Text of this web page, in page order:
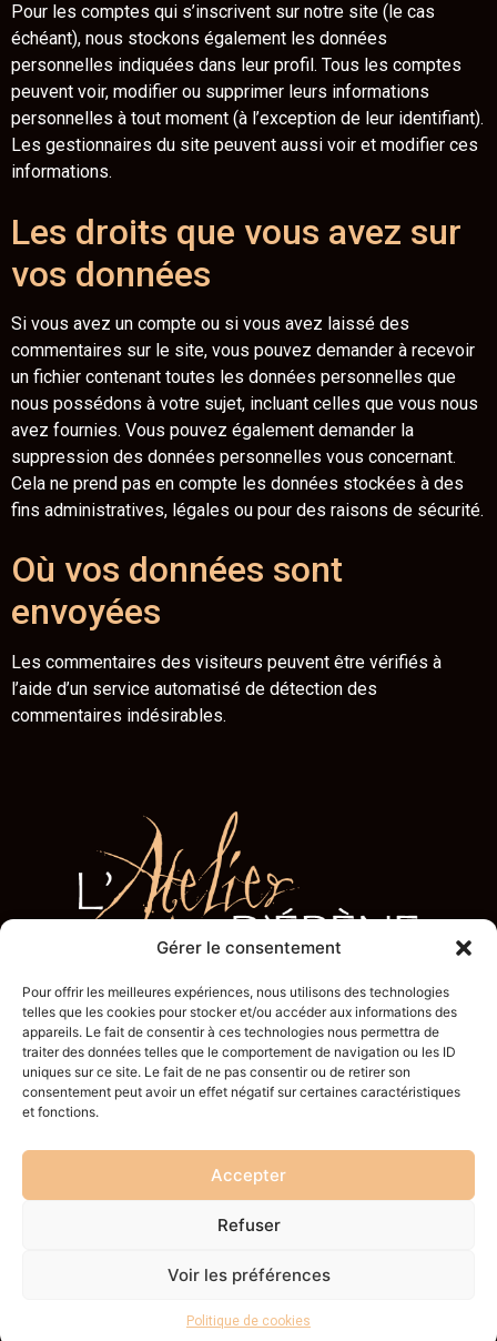
Gérer le consentement
Pour offrir les meilleures expériences, nous utilisons des technologies
telles que les cookies pour stocker et/ou accéder aux informations des
appareils. Le fait de consentir à ces technologies nous permettra de
traiter des données telles que le comportement de navigation ou les ID
uniques sur ce site. Le fait de ne pas consentir ou de retirer son
consentement peut avoir un effet négatif sur certaines caractéristiques
et fonctions.
Accepter
Refuser
Voir les préférences
Politique de cookies
Pour les comptes qui s’inscrivent sur notre site (le cas
échéant), nous stockons également les données
personnelles indiquées dans leur profil. Tous les comptes
peuvent voir, modifier ou supprimer leurs informations
personnelles à tout moment (à l’exception de leur identifiant).
Les gestionnaires du site peuvent aussi voir et modifier ces
informations.
Les droits que vous avez sur
vos données
Si vous avez un compte ou si vous avez laissé des
commentaires sur le site, vous pouvez demander à recevoir
un fichier contenant toutes les données personnelles que
nous possédons à votre sujet, incluant celles que vous nous
avez fournies. Vous pouvez également demander la
suppression des données personnelles vous concernant.
Cela ne prend pas en compte les données stockées à des
fins administratives, légales ou pour des raisons de sécurité.
Où vos données sont
envoyées
Les commentaires des visiteurs peuvent être vérifiés à
l’aide d’un service automatisé de détection des
commentaires indésirables.
ADRESSE
10 chemin du génie militaire 74940 Annecy-le-Vieux
+33 4 50 66 59 69
• Réalisation :inspire.cool